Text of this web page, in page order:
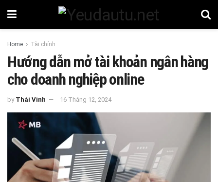
Home Tài chính
Hướng dẫn mở tài khoản ngân hàng
cho doanh nghiệp online
by Thái Vinh 16 Tháng 12, 2024